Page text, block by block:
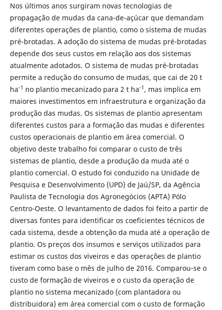
Nos últimos anos surgiram novas tecnologias de
propagação de mudas da cana-de-açúcar que demandam
diferentes operações de plantio, como o sistema de mudas
pré-brotadas. A adoção do sistema de mudas pré-brotadas
depende dos seus custos em relação aos dos sistemas
atualmente adotados. O sistema de mudas pré-brotadas
permite a redução do consumo de mudas, que cai de 20 t
ha-1 no plantio mecanizado para 2 t ha-1 , mas implica em
maiores investimentos em infraestrutura e organização da
produção das mudas. Os sistemas de plantio apresentam
diferentes custos para a formação das mudas e diferentes
custos operacionais de plantio em área comercial. O
objetivo deste trabalho foi comparar o custo de três
sistemas de plantio, desde a produção da muda até o
plantio comercial. O estudo foi conduzido na Unidade de
Pesquisa e Desenvolvimento (UPD) de Jaú/SP, da Agência
Paulista de Tecnologia dos Agronegócios (APTA) Pólo
Centro-Oeste. O levantamento de dados foi feito a partir de
diversas fontes para identificar os coeficientes técnicos de
cada sistema, desde a obtenção da muda até a operação de
plantio. Os preços dos insumos e serviços utilizados para
estimar os custos dos viveiros e das operações de plantio
tiveram como base o mês de julho de 2016. Comparou-se o
custo de formação de viveiros e o custo da operação de
plantio no sistema mecanizado (com plantadora ou
distribuidora) em área comercial com o custo de formação